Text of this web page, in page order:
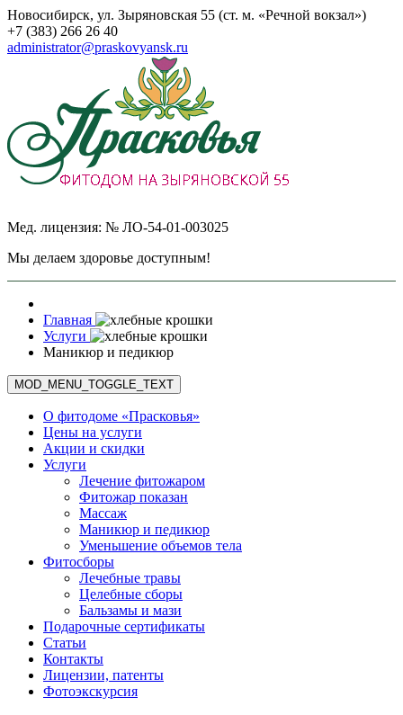
Новосибирск, ул. Зыряновская 55 (ст. м. «Речной вокзал»)
+7 (383) 266 26 40
administrator@praskovyansk.ru
Мед. лицензия: № ЛО-54-01-003025
Мы делаем здоровье доступным!
Главная
Услуги
Маникюр и педикюр
MOD_MENU_TOGGLE_TEXT
О фитодоме «Прасковья»
Цены на услуги
Акции и скидки
Услуги
Лечение фитожаром
Фитожар показан
Массаж
Маникюр и педикюр
Уменьшение объемов тела
Фитосборы
Лечебные травы
Целебные сборы
Бальзамы и мази
Подарочные сертификаты
Статьи
Контакты
Лицензии, патенты
Фотоэкскурсия